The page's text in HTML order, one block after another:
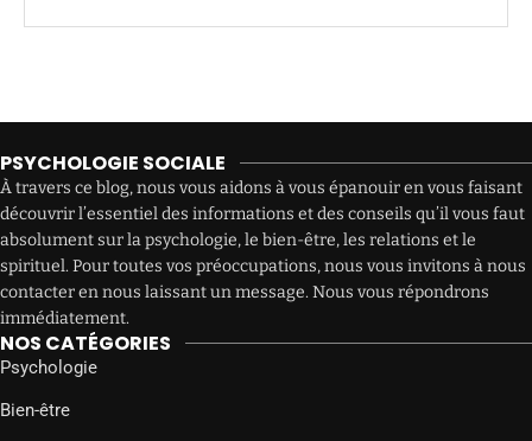
PSYCHOLOGIE SOCIALE
À travers ce blog, nous vous aidons à vous épanouir en vous faisant
découvrir l’essentiel des informations et des conseils qu’il vous faut
absolument sur la psychologie, le bien-être, les relations et le
spirituel. Pour toutes vos préoccupations, nous vous invitons à nous
contacter en nous laissant un message. Nous vous répondrons
immédiatement.
NOS CATÉGORIES
Psychologie
Bien-être